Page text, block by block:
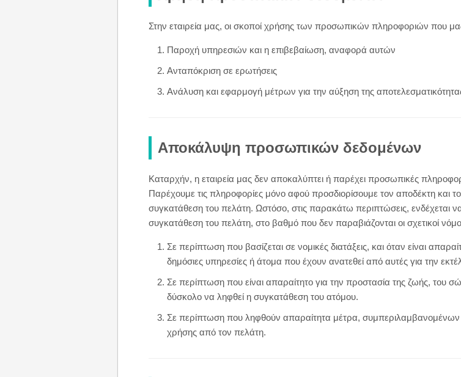
Στην εταιρεία μας, οι σκοποί χρήσης των προσωπικών πληροφοριών που μας
Παροχή υπηρεσιών και η επιβεβαίωση, αναφορά αυτών
Ανταπόκριση σε ερωτήσεις
Ανάλυση και εφαρμογή μέτρων για την αύξηση της
Αποκάλυψη προσωπικών δεδομένων
Καταρχήν, η εταιρεία μας δεν αποκαλύπτει ή παρέχει προσωπικές
Παρέχουμε τις πληροφορίες μόνο αφού προσδιορίσουμε τον αποδέκτη και
συγκατάθεση του πελάτη. Ωστόσο, στις παρακάτω περιπτώσεις, ενδέχεται
συγκατάθεση του πελάτη, στο βαθμό που δεν παραβιάζονται οι σχετικοί
Σε περίπτωση που βασίζεται σε νομικές διατάξεις, και όταν είναι
δημόσιες υπηρεσίες ή άτομα που έχουν ανατεθεί από αυτές για την
Σε περίπτωση που είναι απαραίτητο για την προστασία της ζωής, του
δύσκολο να ληφθεί η συγκατάθεση του ατόμου.
Σε περίπτωση που ληφθούν απαραίτητα μέτρα,
χρήσης από τον πελάτη.